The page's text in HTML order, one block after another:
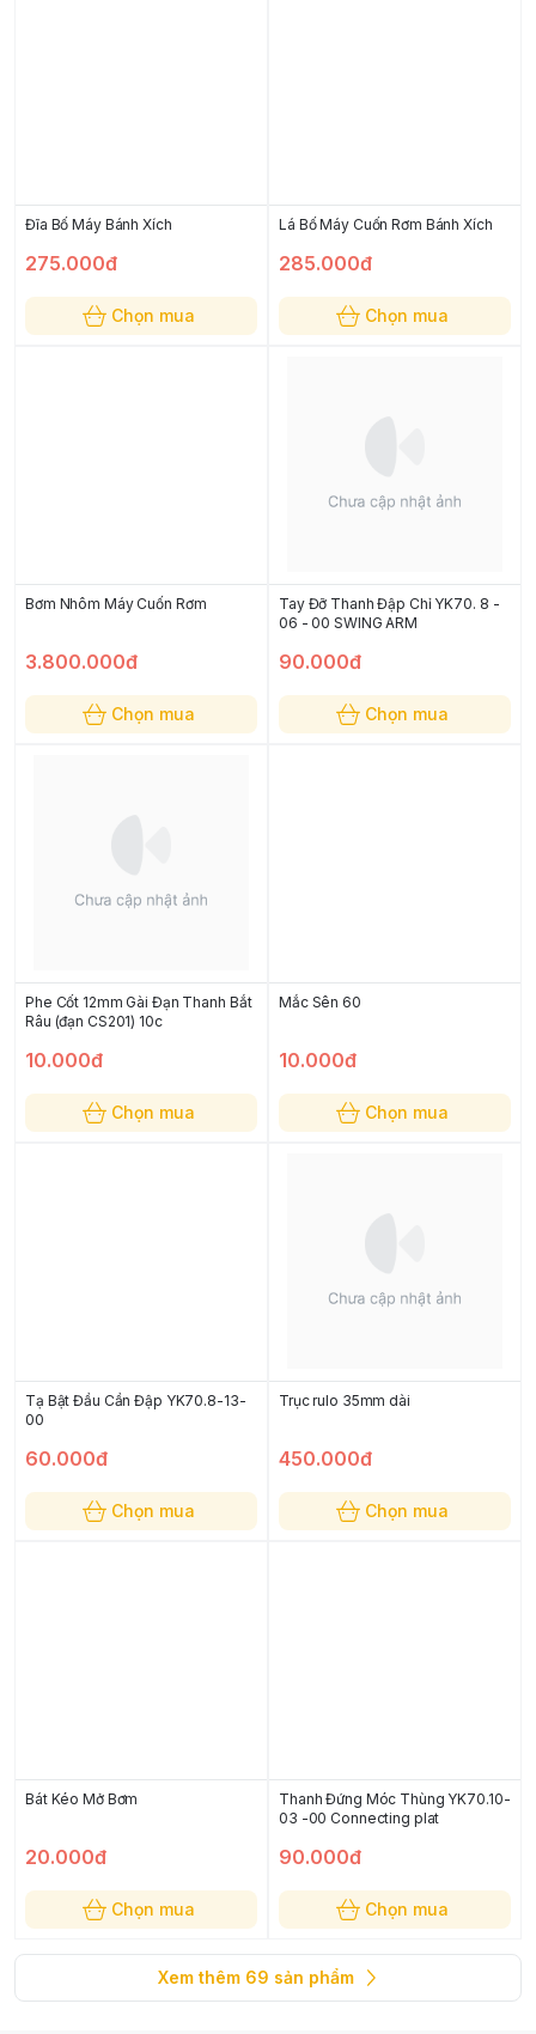
Đĩa Bố Máy Bánh Xích
275.000đ
Chọn mua
Lá Bố Máy Cuốn Rơm Bánh Xích
285.000đ
Chọn mua
Bơm Nhôm Máy Cuốn Rơm
3.800.000đ
Chọn mua
Tay Đỡ Thanh Đập Chỉ YK70. 8 -
06 - 00 SWING ARM
90.000đ
Chọn mua
Phe Cốt 12mm Gài Đạn Thanh Bắt
Râu (đạn CS201) 10c
10.000đ
Chọn mua
Mắc Sên 60
10.000đ
Chọn mua
Tạ Bật Đầu Cần Đập YK70.8-13-
00
60.000đ
Chọn mua
Trục rulo 35mm dài
450.000đ
Chọn mua
Bát Kéo Mở Bơm
20.000đ
Chọn mua
Thanh Đứng Móc Thùng YK70.10-
03 -00 Connecting plat
90.000đ
Chọn mua
Xem thêm 69 sản phẩm